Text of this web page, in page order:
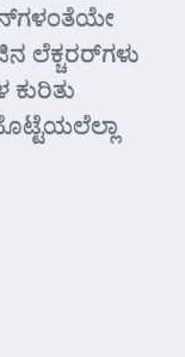
ಲೆಕ್ಚರರ್‌ಗಳು
ಕುರಿತು